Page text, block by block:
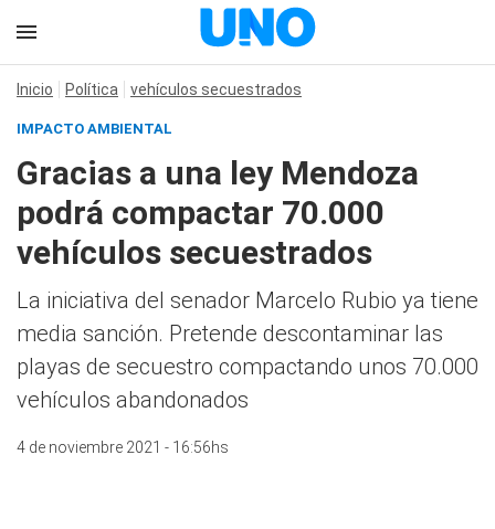
Inicio Política vehículos secuestrados
IMPACTO AMBIENTAL
Gracias a una ley Mendoza
podrá compactar 70.000
vehículos secuestrados
La iniciativa del senador Marcelo Rubio ya tiene
media sanción. Pretende descontaminar las
playas de secuestro compactando unos 70.000
vehículos abandonados
4 de noviembre 2021 - 16:56hs